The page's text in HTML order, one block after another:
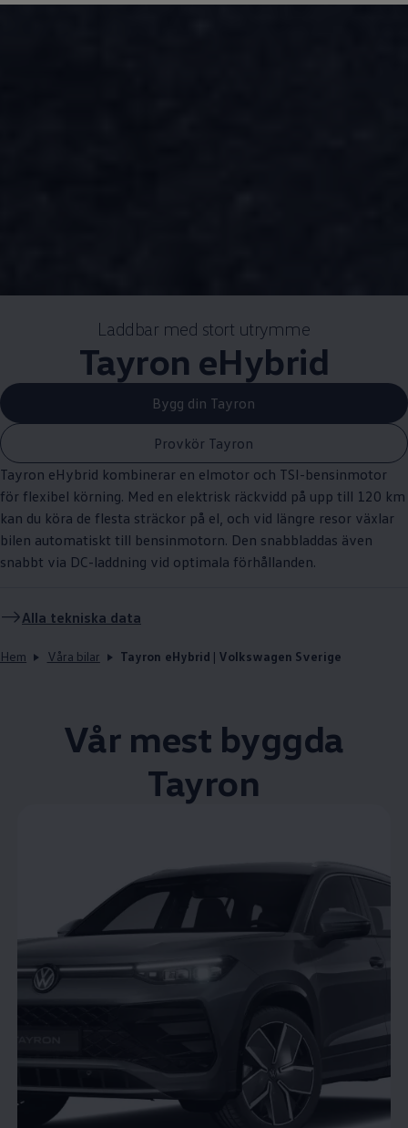
Laddbar med stort utrymme
Tayron eHybrid
Bygg din Tayron
Provkör Tayron
Tayron eHybrid kombinerar en elmotor och TSI-bensinmotor
för flexibel körning. Med en elektrisk räckvidd på upp till 120 km
kan du köra de flesta sträckor på el, och vid längre resor växlar
bilen automatiskt till bensinmotorn. Den snabbladdas även
snabbt via DC-laddning vid optimala förhållanden.
Alla tekniska data
Hem Våra bilar Tayron eHybrid | Volkswagen Sverige
Vår mest byggda
Tayron